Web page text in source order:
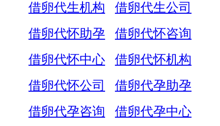
借卵代生机构
借卵代生公司
借卵代怀助孕
借卵代怀咨询
借卵代怀中心
借卵代怀机构
借卵代怀公司
借卵代孕助孕
借卵代孕咨询
借卵代孕中心